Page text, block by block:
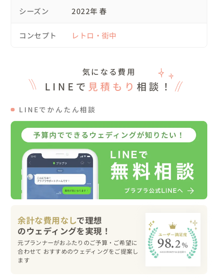
和装撮影開始時間はちらほらと降る雨と共に撮影をしてい
洋装にお着替えをした時には
本当に感謝
お友達の撮影をしている空気感に
幸せな時間を共にさせていただきました
撮影はお二人のご希望があれば
全国どこへでも伺います
お気軽にお問い合わせくださいませ
【こだわりコーディネート】
●Bride
顔タイプ・・・ソフトエレガント（子供ポイント多め）
骨格・・・ウェーブ
シーズン 2022年 春
コンセプト レトロ・街中
気になる費用
LINEで 見積もり 相談！
LINEでかんたん相談
余計な費用なしで理想
元プランナーがおふたりのご予算・ご希望に
合わせて おすすめのウェディングをご提案し
ます